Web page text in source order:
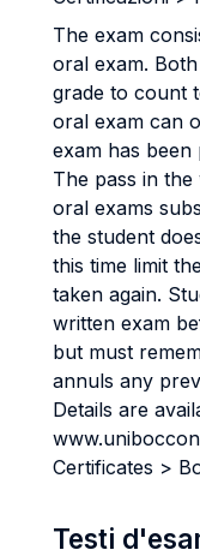
The exam
oral exam.
grade to count
oral exam can
exam has been
The pass in
oral exams
the student
this time limit
taken again.
written exam
but must
annuls any
Details are
Certificates >
Testi